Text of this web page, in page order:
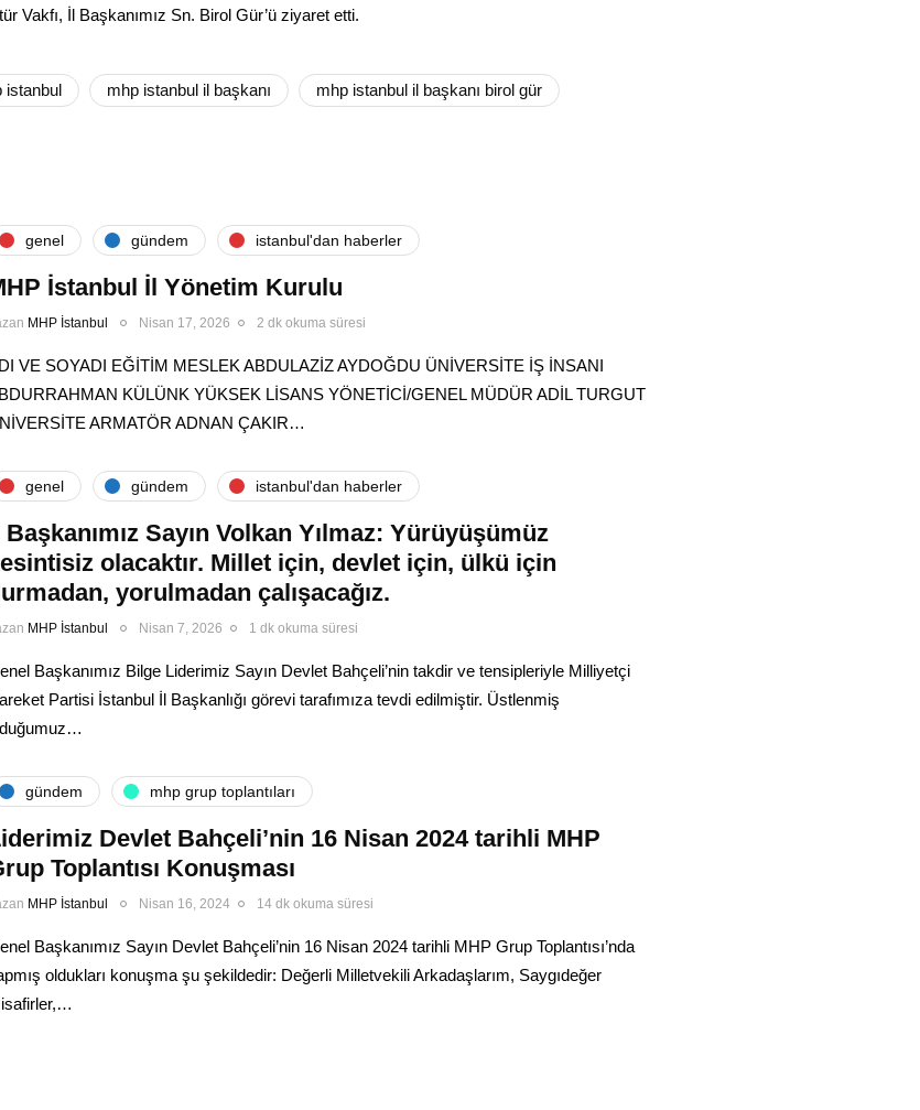
Vakfı, İl Başkanımız Sn. Birol Gür’ü ziyaret etti.
istanbul mhp istanbul il başkanı mhp istanbul il başkanı birol gür
genel gündem i̇stanbul'dan haberler
İstanbul İl Yönetim Kurulu
MHP İstanbul Nisan 17, 2026 2 dk okuma süresi
VE SOYADI EĞİTİM MESLEK ABDULAZİZ AYDOĞDU ÜNİVERSİTE İŞ İNSANI
KÜLÜNK YÜKSEK LİSANS YÖNETİCİ/GENEL MÜDÜR ADİL TURGUT
ARMATÖR ADNAN ÇAKIR…
genel gündem i̇stanbul'dan haberler
Başkanımız Sayın Volkan Yılmaz: Yürüyüşümüz
olacaktır. Millet için, devlet için, ülkü için
yorulmadan çalışacağız.
MHP İstanbul Nisan 7, 2026 1 dk okuma süresi
Başkanımız Bilge Liderimiz Sayın Devlet Bahçeli’nin takdir ve tensipleriyle Milliyetçi
Partisi İstanbul İl Başkanlığı görevi tarafımıza tevdi edilmiştir. Üstlenmiş
gündem mhp grup toplantıları
Devlet Bahçeli’nin 16 Nisan 2024 tarihli MHP
Toplantısı Konuşması
MHP İstanbul Nisan 16, 2024 14 dk okuma süresi
Başkanımız Sayın Devlet Bahçeli’nin 16 Nisan 2024 tarihli MHP Grup Toplantısı’nda
oldukları konuşma şu şekildedir: Değerli Milletvekili Arkadaşlarım, Saygıdeğer